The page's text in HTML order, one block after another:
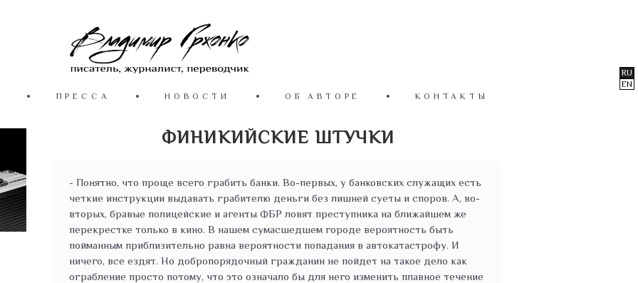
ПРЕССА НОВОСТИ ОБ АВТОРЕ КОНТАКТЫ
ФИНИКИЙСКИЕ ШТУЧКИ
- Понятно, что проще всего грабить банки. Во-первых, у банковских служащих есть
четкие инструкции выдавать грабителю деньги без лишней суеты и споров. А, во-
вторых, бравые полицейские и агенты ФБР ловят преступника на ближайшем же
перекрестке только в кино. В нашем сумасшедшем городе вероятность быть
пойманным приблизительно равна вероятности попадания в автокатастрофу. И
ничего, все ездят. Но добропорядочный гражданин не пойдет на такое дело как
ограбление просто потому, что это означало бы для него изменить плавное течение
RU
EN